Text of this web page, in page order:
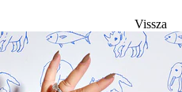
Vissza